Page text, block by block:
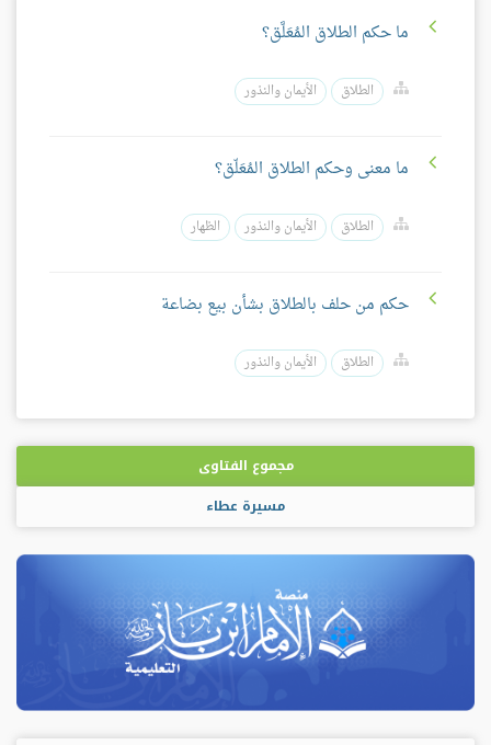
ما حكم الطلاق المُعَلَّق؟
الطلاق الأيمان والنذور
ما معنى وحكم الطلاق المُعَلّق؟
الطلاق الأيمان والنذور الظهار
حكم من حلف بالطلاق بشأن بيع بضاعة
الطلاق الأيمان والنذور
مجموع الفتاوى
مسيرة عطاء